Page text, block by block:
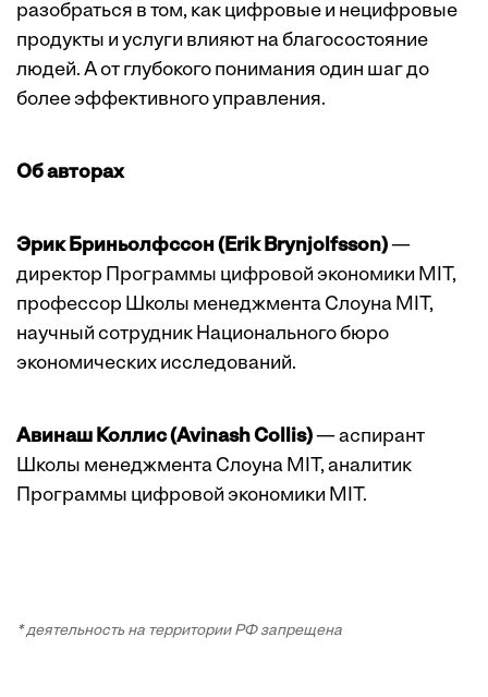
разобраться в том, как цифровые и нецифровые
продукты и услуги влияют на благосостояние
людей. А от глубокого понимания один шаг до
более эффективного управления.
Об авторах
Эрик Бриньолфссон (Erik Brynjolfsson)—
директор Программы цифровой экономики MIT,
профессор Школы менеджмента Слоуна MIT,
научный сотрудник Национального бюро
экономических исследований.
Авинаш Коллис (Avinash Collis)— аспирант
Школы менеджмента Слоуна MIT, аналитик
Программы цифровой экономики MIT.
* деятельность на территории РФ запрещена